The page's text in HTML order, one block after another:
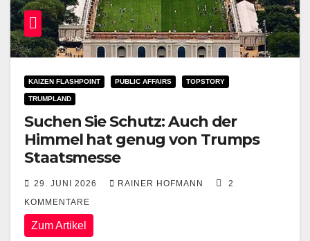
KAIZEN FLASHPOINT PUBLIC AFFAIRS TOPSTORY
TRUMPLAND
Suchen Sie Schutz: Auch der
Himmel hat genug von Trumps
Staatsmesse
29. JUNI 2026 RAINER HOFMANN
2
KOMMENTARE
Zum Artikel